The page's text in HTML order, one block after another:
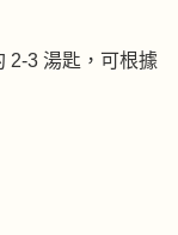
2-3 湯匙，可根據